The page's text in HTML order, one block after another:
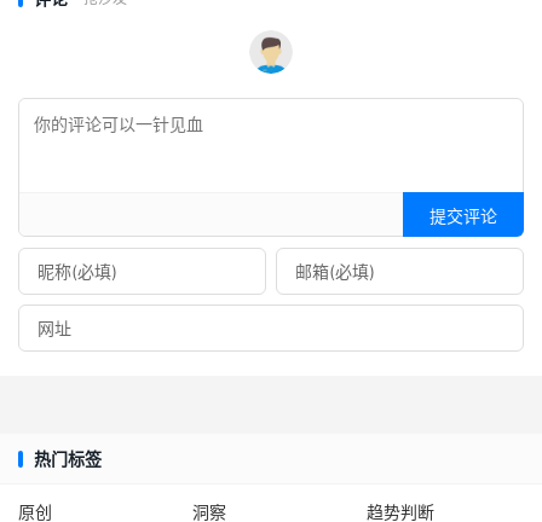
提交评论
热门标签
原创 洞察 趋势判断